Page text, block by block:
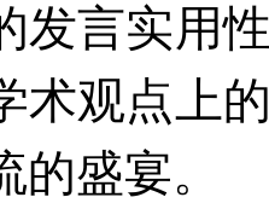
发言实用
术观点上
盛宴。